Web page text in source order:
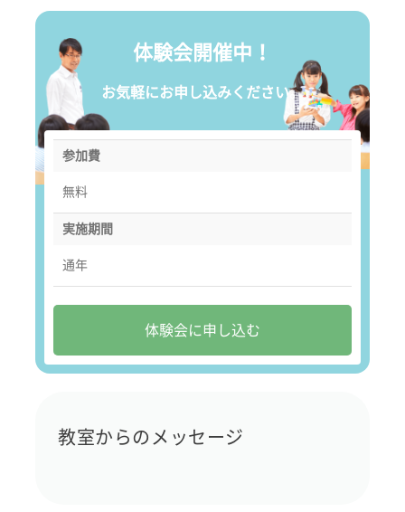
体験会開催中！
お気軽にお申し込みください。
参加費
無料
実施期間
通年
体験会に申し込む
教室からのメッセージ